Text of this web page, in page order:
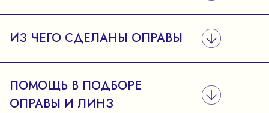
ИЗ ЧЕГО СДЕЛАНЫ ОПРАВЫ
ПОМОЩЬ В ПОДБОРЕ
ОПРАВЫ И ЛИНЗ